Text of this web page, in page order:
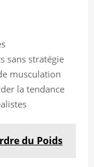
sans stratégie
musculation
la tendance
du Poids